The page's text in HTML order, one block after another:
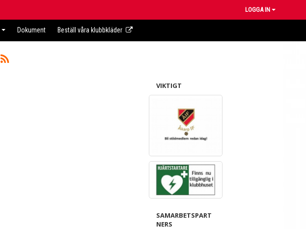
LOGGA IN
Dokument Beställ våra klubbkläder
VIKTIGT
SAMARBETSPART
NERS